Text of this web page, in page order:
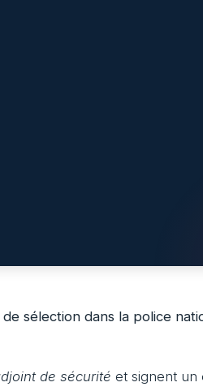
sélection dans la police
de sécurité et signent un